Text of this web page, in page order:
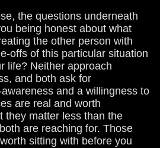
the questions underneath
being honest about what
the other person with
offs of this particular situation
life? Neither approach
and both ask for
and a willingness to
are real and worth
matter less than the
are reaching for. Those
sitting with before you